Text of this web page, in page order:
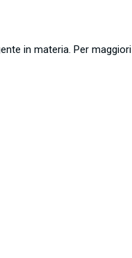
in materia. Per maggiori